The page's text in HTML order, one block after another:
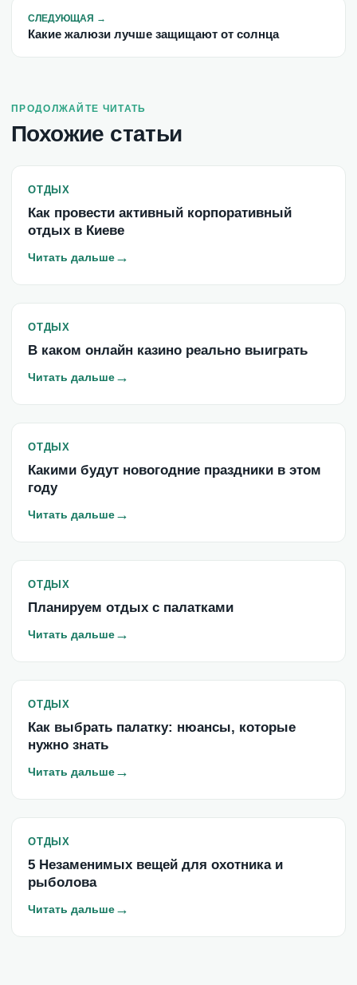
СЛЕДУЮЩАЯ →
Какие жалюзи лучше защищают от солнца
ПРОДОЛЖАЙТЕ ЧИТАТЬ
Похожие статьи
ОТДЫХ
Как провести активный корпоративный
отдых в Киеве
Читать дальше→
ОТДЫХ
В каком онлайн казино реально выиграть
Читать дальше→
ОТДЫХ
Какими будут новогодние праздники в этом
году
Читать дальше→
ОТДЫХ
Планируем отдых с палатками
Читать дальше→
ОТДЫХ
Как выбрать палатку: нюансы, которые
нужно знать
Читать дальше→
ОТДЫХ
5 Незаменимых вещей для охотника и
рыболова
Читать дальше→